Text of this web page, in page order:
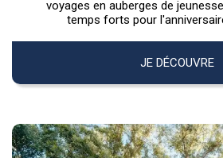
voyages en auberges de
temps forts pour
JE DÉCOUVRE